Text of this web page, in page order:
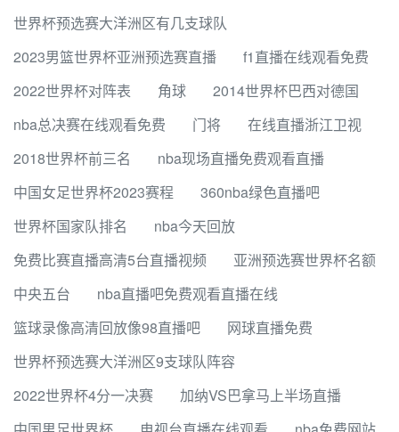
世界杯预选赛大洋洲区有几支球队
2023男篮世界杯亚洲预选赛直播
f1直播在线观看免费
2022世界杯对阵表
角球
2014世界杯巴西对德国
nba总决赛在线观看免费
门将
在线直播浙江卫视
2018世界杯前三名
nba现场直播免费观看直播
中国女足世界杯2023赛程
360nba绿色直播吧
世界杯国家队排名
nba今天回放
免费比赛直播高清5台直播视频
亚洲预选赛世界杯名额
中央五台
nba直播吧免费观看直播在线
篮球录像高清回放像98直播吧
网球直播免费
世界杯预选赛大洋洲区9支球队阵容
2022世界杯4分一决赛
加纳VS巴拿马上半场直播